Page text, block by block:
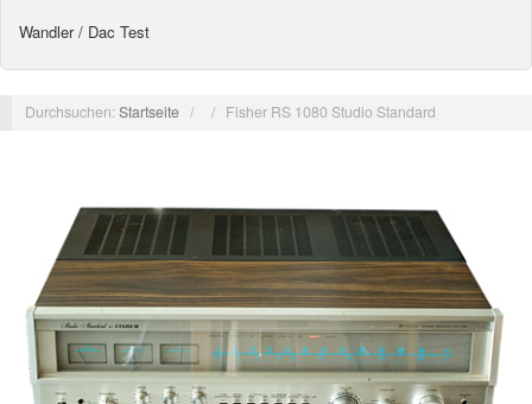
Wandler / Dac Test
Durchsuchen:Startseite / / Fisher RS 1080 Studio Standard